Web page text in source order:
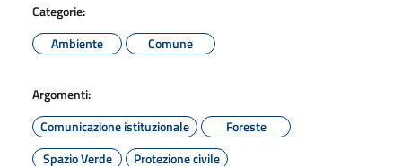
Categorie:
Ambiente
Comune
Argomenti:
Comunicazione istituzionale
Foreste
Spazio Verde
Protezione civile